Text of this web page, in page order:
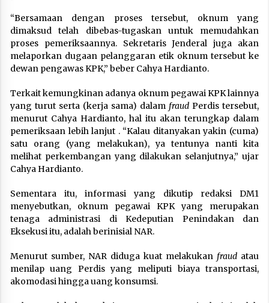
“Bersamaan dengan proses tersebut, oknum yang
dimaksud telah dibebas-tugaskan untuk memudahkan
proses pemeriksaannya. Sekretaris Jenderal juga akan
melaporkan dugaan pelanggaran etik oknum tersebut ke
dewan pengawas KPK,” beber Cahya Hardianto.
Terkait kemungkinan adanya oknum pegawai KPK lainnya
yang turut serta (kerja sama) dalam fraud Perdis tersebut,
menurut Cahya Hardianto, hal itu akan terungkap dalam
pemeriksaan lebih lanjut . “Kalau ditanyakan yakin (cuma)
satu orang (yang melakukan), ya tentunya nanti kita
melihat perkembangan yang dilakukan selanjutnya,” ujar
Cahya Hardianto.
Sementara itu, informasi yang dikutip redaksi DM1
menyebutkan, oknum pegawai KPK yang merupakan
tenaga administrasi di Kedeputian Penindakan dan
Eksekusi itu, adalah berinisial NAR.
Menurut sumber, NAR diduga kuat melakukan fraud atau
menilap uang Perdis yang meliputi biaya transportasi,
akomodasi hingga uang konsumsi.